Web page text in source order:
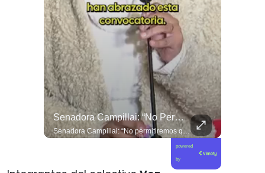
Senadora Campillai: “No Permitiremos Que La Impunidad Siga Avanzando”
Senadora Campillai: “No permitiremos que la impunidad siga avanzando”
powered
by